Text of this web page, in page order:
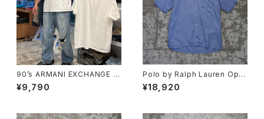
90’s ARMANI EXCHANGE Pl
ain T-shirt
¥9,790
Polo by Ralph Lauren Ope
n Collar Shirt "CALDWELL"
¥18,920